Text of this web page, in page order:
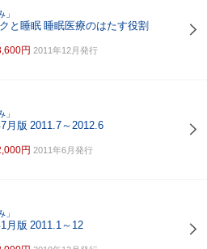
」
と睡眠 睡眠医療のはたす役割
円 2011年12月発行
」
月版 2011.7～2012.6
円 2011年6月発行
」
月版 2011.1～12